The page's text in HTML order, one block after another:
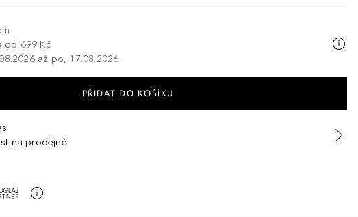
od 699 Kč
až po, 17.08.2026
PŘIDAT DO KOŠÍKU
na prodejně